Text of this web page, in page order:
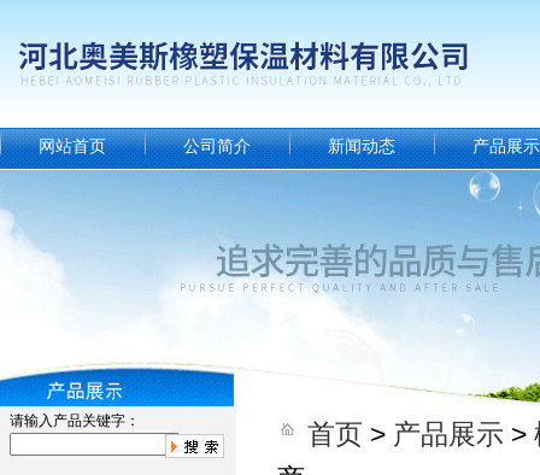
网站首页 公司简介 新闻动态 产品展示
请输入产品关键字： 首页 > 产品展示 >